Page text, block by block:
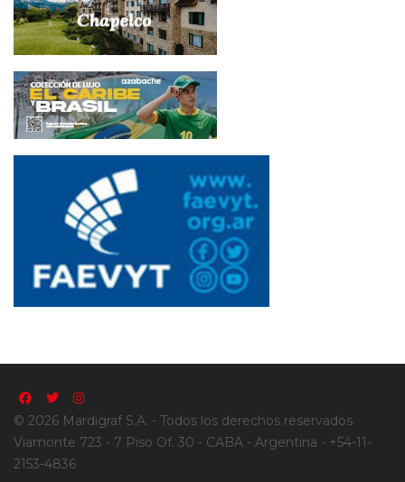
© 2026 Mardigraf S.A. - Todos los derechos reservados.
Viamonte 723 - 7 Piso Of. 30 - CABA - Argentina - +54-11-
2153-4836